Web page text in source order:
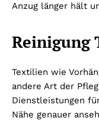
Anzug länger hält
Reinigung
Textilien wie
andere Art der
Dienstleistungen
Nähe genauer